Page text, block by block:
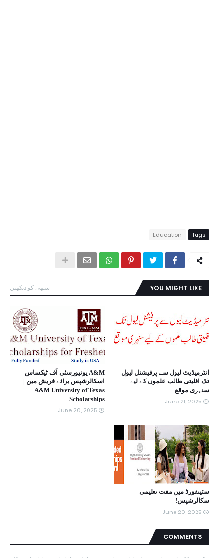
Tags
Education
YOU MIGHT LIKE سبھی کو دیکھیں
انٹرمیڈیٹ لیول سے پرفیشنل لیول
تک اقلیتی طالب علموں کے لیے
سنہری موقع
June 21, 2025
A&M یونیورسٹی آف ٹیکساس
اسکالرشپس برائے فریش مین |
A&M University of Texas
Scholarships
June 20, 2025
سٹینفورڈ میں مفت تعلیمی
سکالرشپس!
June 20, 2025
COMMENTS